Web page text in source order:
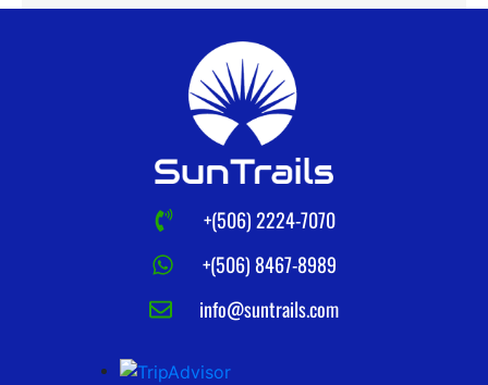
+(506) 2224-7070
+(506) 8467-8989
info@suntrails.com